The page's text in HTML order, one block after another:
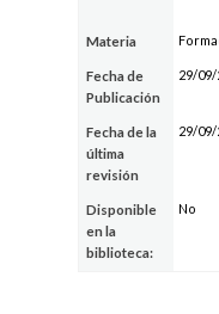
Materia
Fecha de
Publicación
29/09/
Fecha de la
última
revisión
29/09/
Disponible
en la
biblioteca:
No